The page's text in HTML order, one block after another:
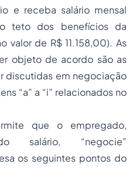
e receba salário mensal
teto dos benefícios da
valor de R$ 11.158,00). As
objeto de acordo são as
discutidas em negociação
“a” a “i” relacionados no
que o empregado,
salário, “negocie”
os seguintes pontos do